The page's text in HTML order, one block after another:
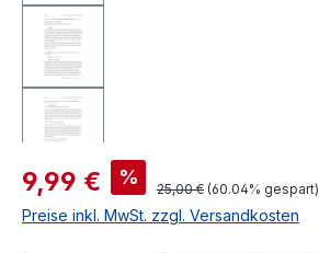
Verkaufspreis:
9,99 € % Regulärer Preis:
25,00 € (60.04% gespart)
Preise inkl. MwSt. zzgl. Versandkosten